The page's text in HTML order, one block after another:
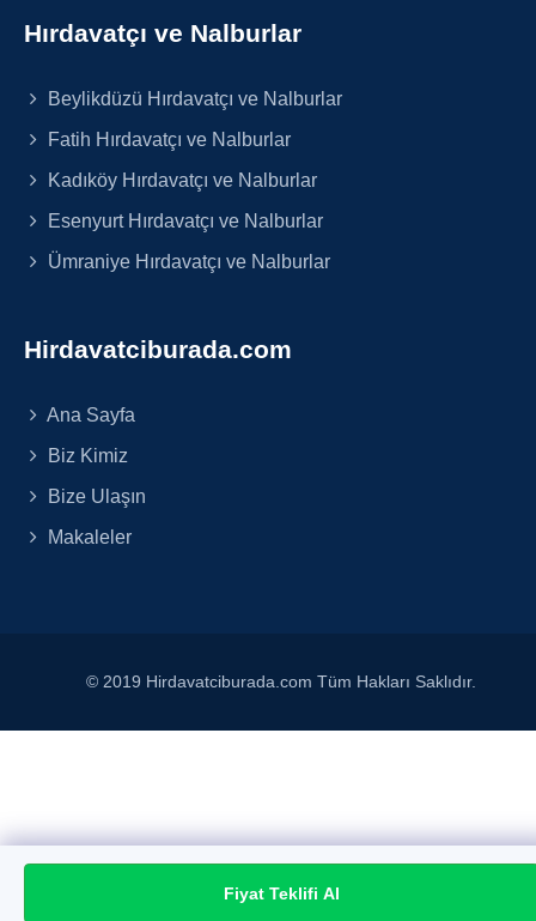
Fiyat Teklifi Al
Hırdavatçı ve Nalburlar
Beylikdüzü Hırdavatçı ve Nalburlar
Fatih Hırdavatçı ve Nalburlar
Kadıköy Hırdavatçı ve Nalburlar
Esenyurt Hırdavatçı ve Nalburlar
Ümraniye Hırdavatçı ve Nalburlar
Hirdavatciburada.com
Ana Sayfa
Biz Kimiz
Bize Ulaşın
Makaleler
© 2019 Hirdavatciburada.com Tüm Hakları Saklıdır.